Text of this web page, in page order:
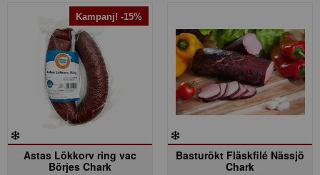
Kampanj! -15%
Astas Lökkorv ring vac
Börjes Chark
Basturökt Fläskfilé Nässjö
Chark